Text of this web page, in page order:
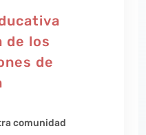
de los
de
comunidad